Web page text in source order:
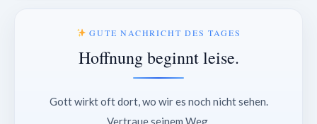
GUTE NACHRICHT DES TAGES
Hoffnung beginnt leise.
Gott wirkt oft dort, wo wir es noch nicht sehen.
Vertraue seinem Weg.